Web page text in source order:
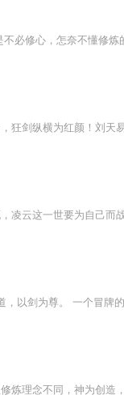
以剑为尊。 一个冒牌